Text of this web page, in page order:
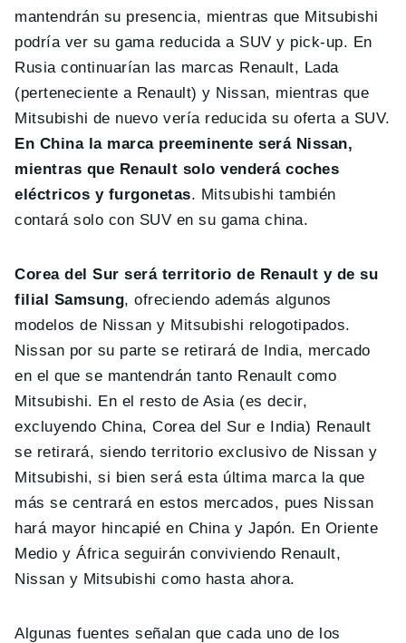
mantendrán su presencia, mientras que Mitsubishi
podría ver su gama reducida a SUV y pick-up. En
Rusia continuarían las marcas Renault, Lada
(perteneciente a Renault) y Nissan, mientras que
Mitsubishi de nuevo vería reducida su oferta a SUV.
En China la marca preeminente será Nissan,
mientras que Renault solo venderá coches
eléctricos y furgonetas. Mitsubishi también
contará solo con SUV en su gama china.
Corea del Sur será territorio de Renault y de su
filial Samsung, ofreciendo además algunos
modelos de Nissan y Mitsubishi relogotipados.
Nissan por su parte se retirará de India, mercado
en el que se mantendrán tanto Renault como
Mitsubishi. En el resto de Asia (es decir,
excluyendo China, Corea del Sur e India) Renault
se retirará, siendo territorio exclusivo de Nissan y
Mitsubishi, si bien será esta última marca la que
más se centrará en estos mercados, pues Nissan
hará mayor hincapié en China y Japón. En Oriente
Medio y África seguirán conviviendo Renault,
Nissan y Mitsubishi como hasta ahora.
Algunas fuentes señalan que cada uno de los